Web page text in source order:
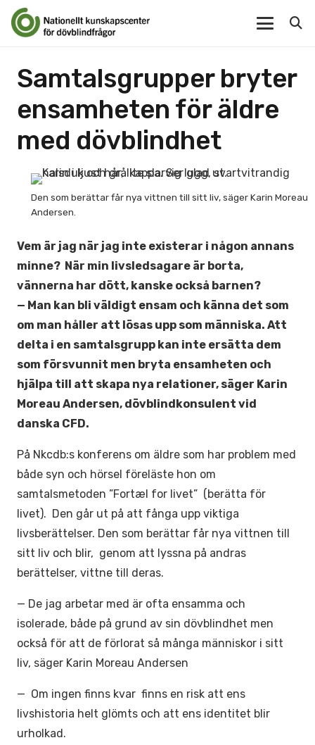
Samtalsgrupper bryter
ensamheten för äldre
med dövblindhet
Den som berättar får nya vittnen till sitt liv, säger Karin Moreau
Andersen.
Vem är jag när jag inte existerar i någon annans
minne? När min livsledsagare är borta,
vännerna har dött, kanske också barnen?
— Man kan bli väldigt ensam och känna det som
om man håller att lösas upp som människa. Att
delta i en samtalsgrupp kan inte ersätta dem
som försvunnit men bryta ensamheten och
hjälpa till att skapa nya relationer, säger Karin
Moreau Andersen, dövblindkonsulent vid
danska CFD.
På Nkcdb:s konferens om äldre som har problem med
både syn och hörsel föreläste hon om
samtalsmetoden ”Fortæl for livet” (berätta för
livet). Den går ut på att fånga upp viktiga
livsberättelser. Den som berättar får nya vittnen till
sitt liv och blir, genom att lyssna på andras
berättelser, vittne till deras.
— De jag arbetar med är ofta ensamma och
isolerade, både på grund av sin dövblindhet men
också för att de förlorat så många människor i sitt
liv, säger Karin Moreau Andersen
— Om ingen finns kvar finns en risk att ens
livshistoria helt glömts och att ens identitet blir
urholkad.